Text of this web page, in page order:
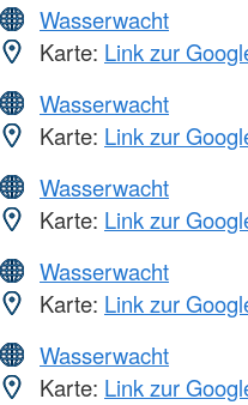
Wasserwacht
Karte: Link zur
Wasserwacht
Karte: Link zur
Wasserwacht
Karte: Link zur
Wasserwacht
Karte: Link zur
Wasserwacht
Karte: Link zur